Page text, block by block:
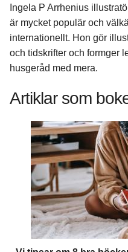
Ingela P Arrhenius
är mycket populär och
internationellt. Hon gör
och tidskrifter och formger
husgeråd med mera.
Artiklar som